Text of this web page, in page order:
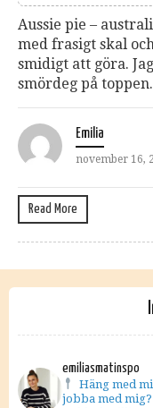
Aussie pie –
med frasigt skal
smidigt att göra.
smördeg på
Emilia
november 16,
Read More
emiliasmatinspo
Häng med
jobba med